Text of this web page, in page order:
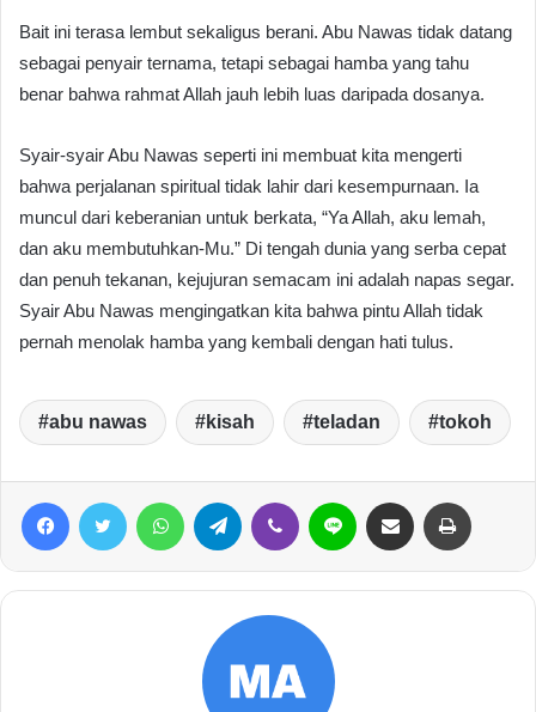
Bait ini terasa lembut sekaligus berani. Abu Nawas tidak datang
sebagai penyair ternama, tetapi sebagai hamba yang tahu
benar bahwa rahmat Allah jauh lebih luas daripada dosanya.
Syair-syair Abu Nawas seperti ini membuat kita mengerti
bahwa perjalanan spiritual tidak lahir dari kesempurnaan. Ia
muncul dari keberanian untuk berkata, “Ya Allah, aku lemah,
dan aku membutuhkan-Mu.” Di tengah dunia yang serba cepat
dan penuh tekanan, kejujuran semacam ini adalah napas segar.
Syair Abu Nawas mengingatkan kita bahwa pintu Allah tidak
pernah menolak hamba yang kembali dengan hati tulus.
abu nawas kisah teladan tokoh
Facebook Twitter WhatsApp Telegram Viber Line Share via Email